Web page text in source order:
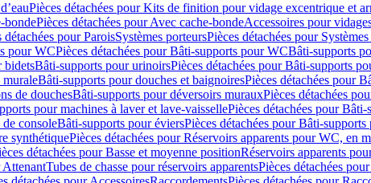
Pièces détachées pour Kits de finition pour vidage excentrique et
bondePièces détachées pour Avec cache-bondeAccessoires pour
détachées pour ParoisSystèmes porteursPièces détachées pour
pour WCPièces détachées pour Bâti-supports pour WCBâti-supports
bidetsBâti-supports pour urinoirsPièces détachées pour Bâti-supports
muraleBâti-supports pour douches et baignoiresPièces détachées pour
de douchesBâti-supports pour déversoirs murauxPièces détachées
pour machines à laver et lave-vaissellePièces détachées pour
consoleBâti-supports pour éviersPièces détachées pour Bâti-supports
synthétiquePièces détachées pour Réservoirs apparents pour WC, en
détachées pour Basse et moyenne positionRéservoirs apparents
AttenantTubes de chasse pour réservoirs apparentsPièces détachées